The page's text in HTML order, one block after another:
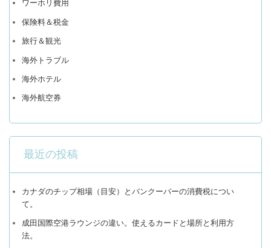
ワーホリ費用
保険料＆税金
旅行＆観光
海外トラブル
海外ホテル
海外航空券
最近の投稿
カナダのチップ相場（目安）とバンクーバーの消費税につい
て。
成田国際空港ラウンジの違い。使えるカードと場所と利用方
法。